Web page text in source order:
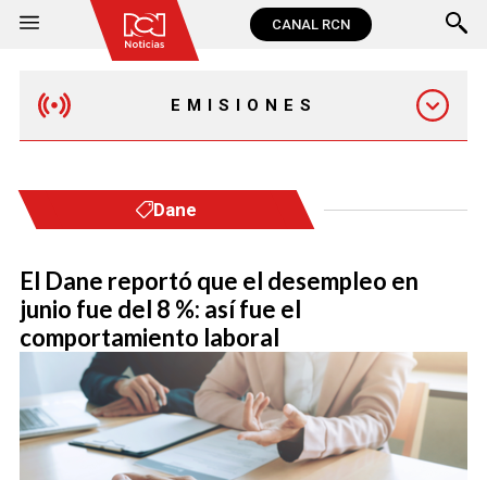
CANAL RCN
EMISIONES
Dane
El Dane reportó que el desempleo en
junio fue del 8 %: así fue el
comportamiento laboral